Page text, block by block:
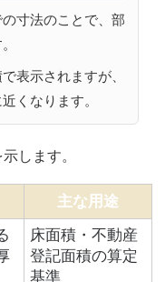
寸法のことで、部
表示されますが、
くなります。
します。
主な用途
床面積・不動産
登記面積の算定
基準